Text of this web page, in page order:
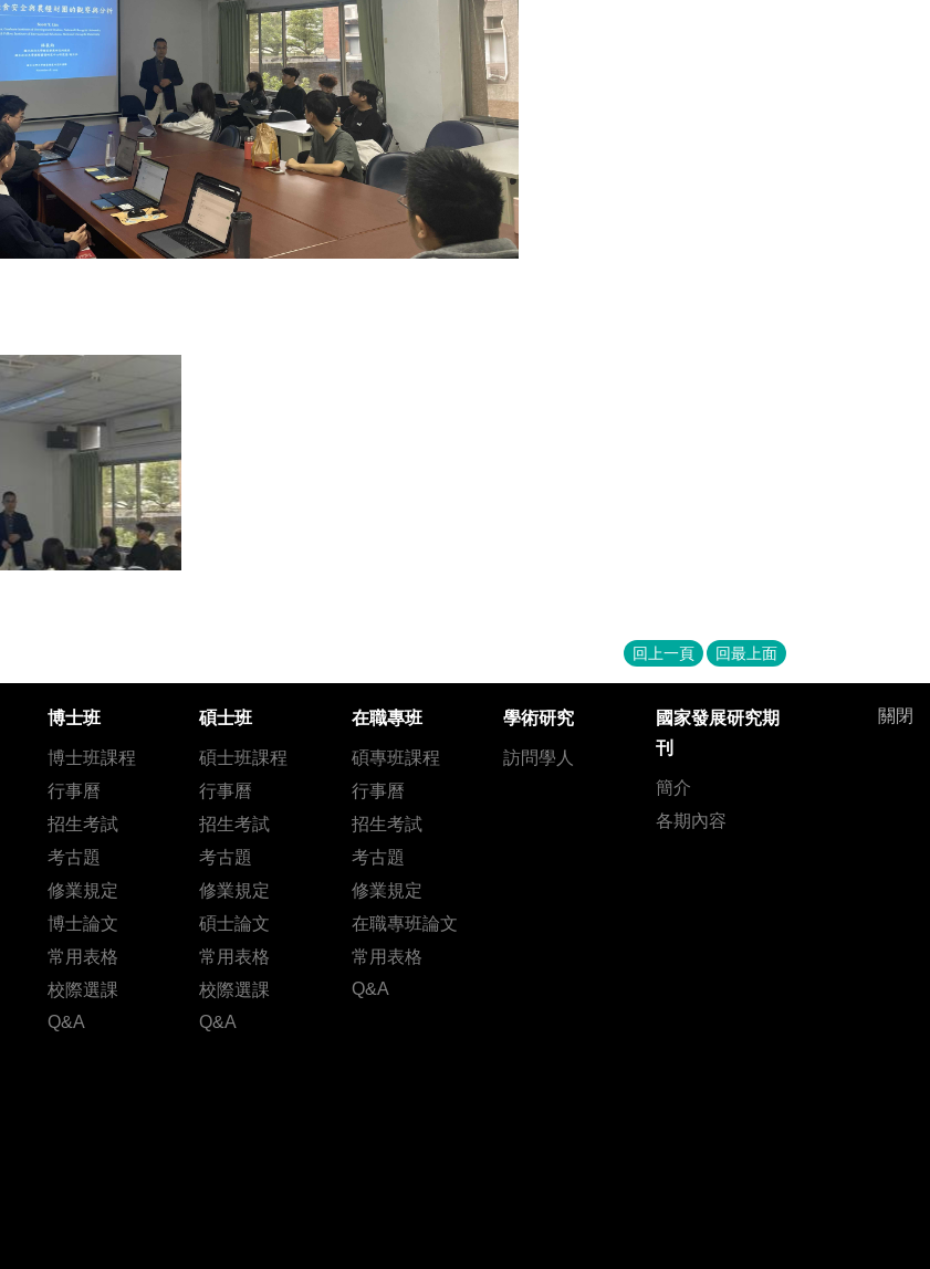
回上一頁 回最上面
關閉
博士班
博士班課程
行事曆
招生考試
考古題
修業規定
博士論文
常用表格
校際選課
Q&A
碩士班
碩士班課程
行事曆
招生考試
考古題
修業規定
碩士論文
常用表格
校際選課
Q&A
在職專班
碩專班課程
行事曆
招生考試
考古題
修業規定
在職專班論文
常用表格
Q&A
學術研究
訪問學人
國家發展研究期
刊
簡介
各期內容